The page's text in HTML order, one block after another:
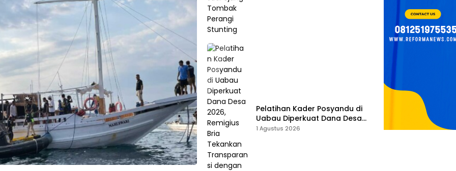
Pelatihan Kader Posyandu di
Uabau Diperkuat Dana Desa
2026, Remigius Bria Tekankan
1 Agustus 2026